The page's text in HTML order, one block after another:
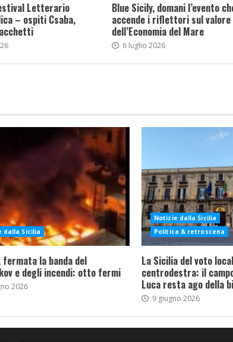
Letterario
– ospiti Csaba,
Blue Sicily, domani l’evento
accende i riflettori sul valore
dell’Economia del Mare
6 luglio 2026
dalla Sicilia
fermata la banda del
e degli incendi: otto fermi
2026
Notizie dalla Sicilia
Politica & retroscena
La Sicilia del voto
centrodestra: il
Luca resta ago della
9 giugno 2026